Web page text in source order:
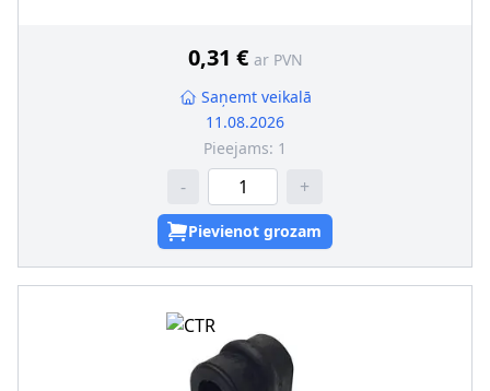
0,31 € ar PVN
Saņemt veikalā
11.08.2026
Pieejams: 1
- +
Pievienot grozam